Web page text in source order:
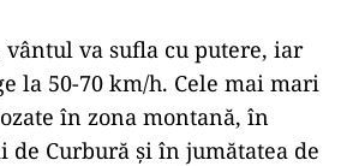
va sufla cu putere, iar
la 50-70 km/h. Cele mai mari
în zona montană, în
de Curbură și în jumătatea de